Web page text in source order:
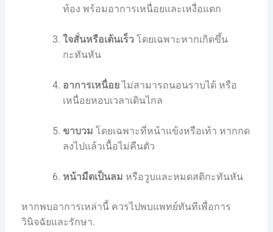
ท้อง พร้อมอาการเหนื่อยและเหงื่อแตก
ใจสั่นหรือเต้นเร็วโดยเฉพาะหากเกิดขึ้น
กะทันหัน
อาการเหนื่อยไม่สามารถนอนราบได้ หรือ
เหนื่อยหอบเวลาเดินไกล
ขาบวม โดยเฉพาะที่หน้าแข้งหรือเท้า หากกด
ลงไปแล้วเนื้อไม่คืนตัว
หน้ามืดเป็นลม หรือวูบและหมดสติกะทันหัน
หากพบอาการเหล่านี้ ควรไปพบแพทย์ทันทีเพื่อการ
วินิจฉัยและรักษา.